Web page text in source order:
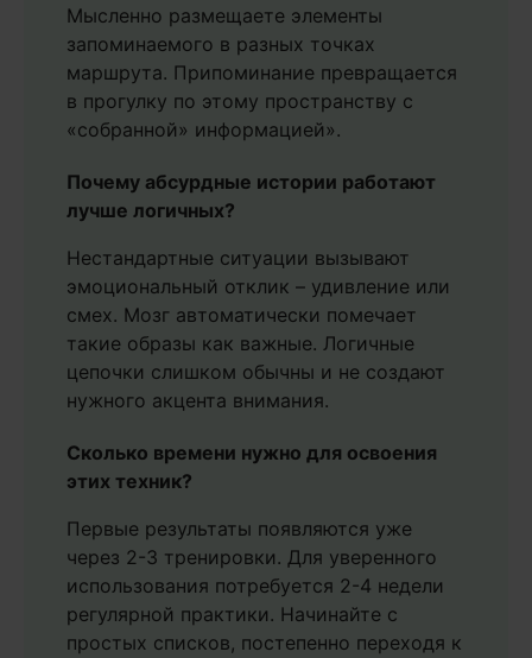
Мысленно размещаете элементы
запоминаемого в разных точках
маршрута. Припоминание превращается
в прогулку по этому пространству с
«собранной» информацией».
Почему абсурдные истории работают
лучше логичных?
Нестандартные ситуации вызывают
эмоциональный отклик – удивление или
смех. Мозг автоматически помечает
такие образы как важные. Логичные
цепочки слишком обычны и не создают
нужного акцента внимания.
Сколько времени нужно для освоения
этих техник?
Первые результаты появляются уже
через 2-3 тренировки. Для уверенного
использования потребуется 2-4 недели
регулярной практики. Начинайте с
простых списков, постепенно переходя к